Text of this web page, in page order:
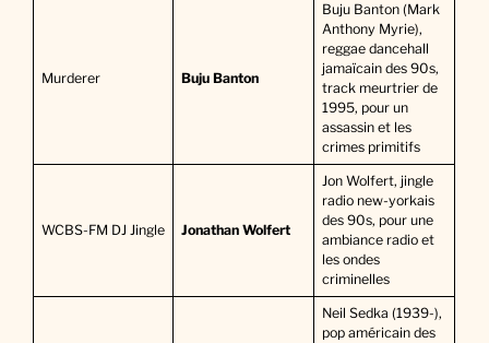
Murderer Buju Banton
Buju Banton (Mark
Anthony Myrie),
reggae dancehall
jamaïcain des 90s,
track meurtrier de
1995, pour un
assassin et les
crimes primitifs
WCBS-FM DJ Jingle Jonathan Wolfert
Jon Wolfert, jingle
radio new-yorkais
des 90s, pour une
ambiance radio et
les ondes
criminelles
Neil Sedka (1939-),
pop américain des